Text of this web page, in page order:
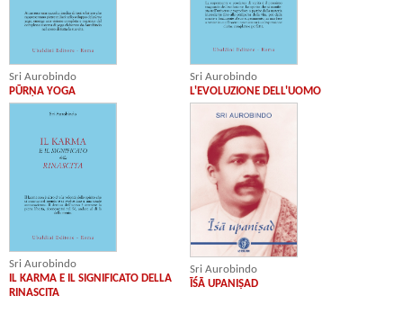
Sri Aurobindo
PŪRṆA YOGA
Sri Aurobindo
L'EVOLUZIONE DELL'UOMO
Sri Aurobindo
IL KARMA E IL SIGNIFICATO DELLA
RINASCITA
Sri Aurobindo
ĪŚĀ UPANIṢAD